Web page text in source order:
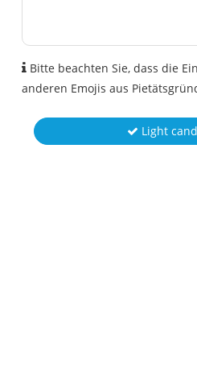
Bitte beachten Sie, dass die
anderen Emojis aus
Light